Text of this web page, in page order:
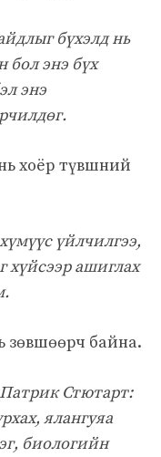
бүхэлд нь
бол энэ бүх
энэ
хоёр түвшний
үйлчилгээ,
хүйсээр ашиглах
зөвшөөрч байна.
Стютарт:
ялангуяа
биологийн